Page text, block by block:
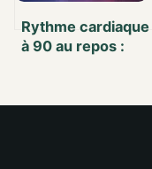
Rythme cardiaque
à 90 au repos :
médicale ?